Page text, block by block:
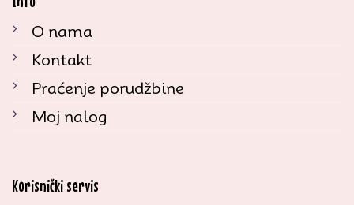
O nama
Kontakt
Praćenje porudžbine
Moj nalog
Korisnički servis